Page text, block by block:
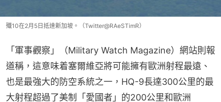
殲10在2月5日抵達新加坡。（Twitter@RAeSTimR）
「軍事觀察」（Military Watch Magazine）網站則報
道稱，這意味着塞爾維亞將可能擁有歐洲射程最遠、
也是最強大的防空系統之一，HQ-9長達300公里的最
大射程超過了美制「愛國者」的200公里和歐洲